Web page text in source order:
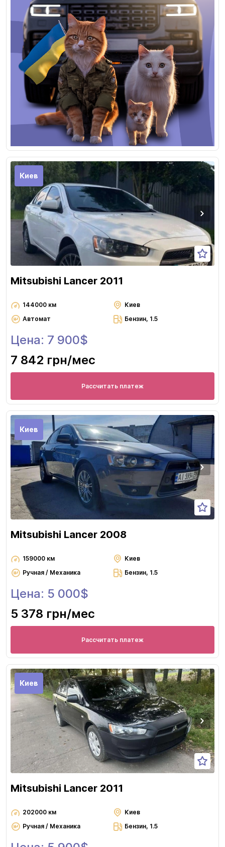
Киев
Mitsubishi Lancer 2011
144000 км
Киев
Автомат
Бензин, 1.5
Цена: 7 900$
7 842 грн/мес
Рассчитать платеж
Киев
Mitsubishi Lancer 2008
159000 км
Киев
Ручная / Механика
Бензин, 1.5
Цена: 5 000$
5 378 грн/мес
Рассчитать платеж
Киев
Mitsubishi Lancer 2011
202000 км
Киев
Ручная / Механика
Бензин, 1.5